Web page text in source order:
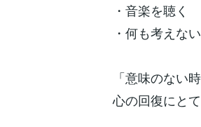
・音楽を聴く
・何も考えない
「意味のない
心の回復にと